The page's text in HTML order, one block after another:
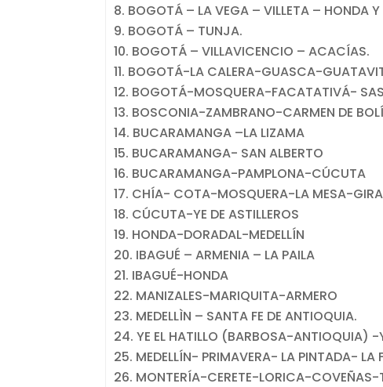
BOGOTÁ – LA VEGA – VILLETA – HONDA
BOGOTÁ – TUNJA.
BOGOTÁ – VILLAVICENCIO – ACACÍAS.
BOGOTÁ-LA CALERA-GUASCA-
BOGOTÁ-MOSQUERA-FACATATIVÁ-
BOSCONIA-ZAMBRANO-CARMEN DE
BUCARAMANGA –LA LIZAMA
BUCARAMANGA- SAN ALBERTO
BUCARAMANGA-PAMPLONA-CÚCUTA
CHÍA- COTA-MOSQUERA-LA MESA-
CÚCUTA-YE DE ASTILLEROS
HONDA-DORADAL-MEDELLÍN
IBAGUÉ – ARMENIA – LA PAILA
IBAGUÉ-HONDA
MANIZALES-MARIQUITA-ARMERO
MEDELLÌN – SANTA FE DE ANTIOQUIA.
YE EL HATILLO (BARBOSA-ANTIOQUIA)
MEDELLÍN- PRIMAVERA- LA PINTADA- LA
MONTERÍA-CERETE-LORICA-